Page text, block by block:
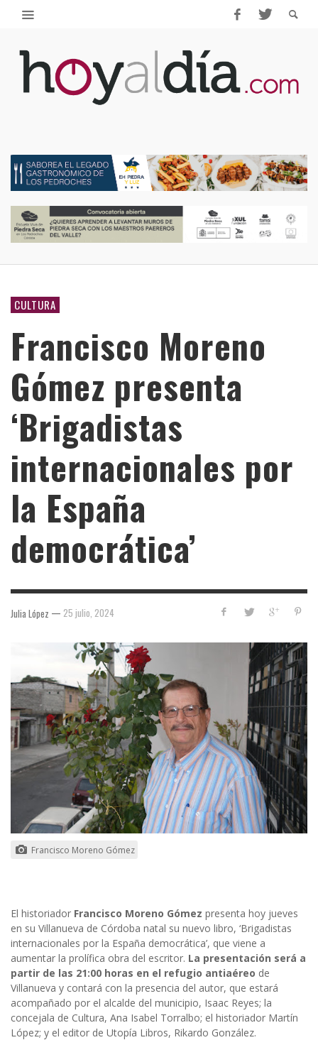
CULTURA
Francisco Moreno
Gómez presenta
‘Brigadistas
internacionales por
la España
democrática’
Julia López — 25 julio, 2024
Francisco Moreno Gómez
El historiador Francisco Moreno Gómez presenta hoy jueves
en su Villanueva de Córdoba natal su nuevo libro, ‘Brigadistas
internacionales por la España democrática’, que viene a
aumentar la prolífica obra del escritor. La presentación será a
partir de las 21:00 horas en el refugio antiaéreo de
Villanueva y contará con la presencia del autor, que estará
acompañado por el alcalde del municipio, Isaac Reyes; la
concejala de Cultura, Ana Isabel Torralbo; el historiador Martín
López; y el editor de Utopía Libros, Rikardo González.